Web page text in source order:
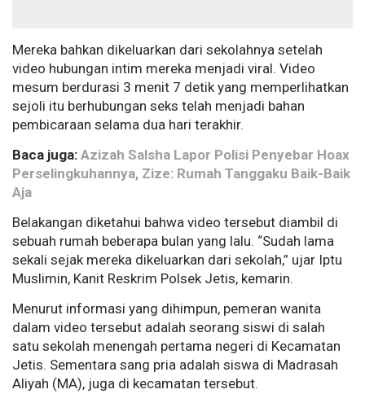
Mereka bahkan dikeluarkan dari sekolahnya setelah
video hubungan intim mereka menjadi viral. Video
mesum berdurasi 3 menit 7 detik yang memperlihatkan
sejoli itu berhubungan seks telah menjadi bahan
pembicaraan selama dua hari terakhir.
Baca juga: Azizah Salsha Lapor Polisi Penyebar Hoax
Perselingkuhannya, Zize: Rumah Tanggaku Baik-Baik
Aja
Belakangan diketahui bahwa video tersebut diambil di
sebuah rumah beberapa bulan yang lalu. “Sudah lama
sekali sejak mereka dikeluarkan dari sekolah,” ujar Iptu
Muslimin, Kanit Reskrim Polsek Jetis, kemarin.
Menurut informasi yang dihimpun, pemeran wanita
dalam video tersebut adalah seorang siswi di salah
satu sekolah menengah pertama negeri di Kecamatan
Jetis. Sementara sang pria adalah siswa di Madrasah
Aliyah (MA), juga di kecamatan tersebut.